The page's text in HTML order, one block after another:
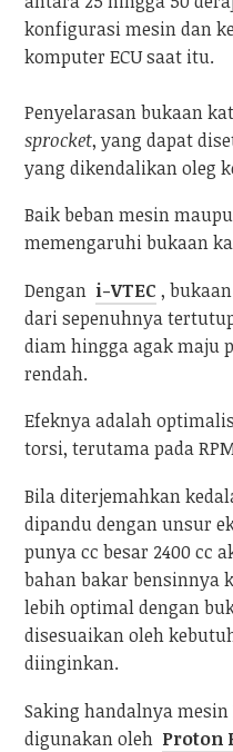
konfigurasi mesin dan
komputer ECU saat itu.
Penyelarasan bukaan
sprocket, yang dapat
yang dikendalikan oleg
Baik beban mesin
memengaruhi bukaan
Dengan i-VTEC ,
dari sepenuhnya
diam hingga agak maju
rendah.
Efeknya adalah
torsi, terutama pada
Bila diterjemahkan
dipandu dengan unsur
punya cc besar 2400 cc
bahan bakar bensinnya
lebih optimal dengan
disesuaikan oleh
diinginkan.
Saking handalnya
digunakan oleh Proton